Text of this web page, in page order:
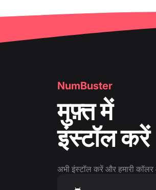
NumBuster
मुफ़्त में
इंस्टॉल करें
अभी इंस्टॉल करें और हमारी